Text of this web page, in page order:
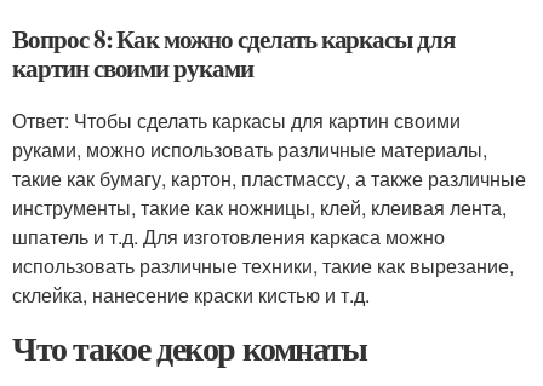
Вопрос 8: Как можно сделать каркасы для
картин своими руками
Ответ: Чтобы сделать каркасы для картин своими
руками, можно использовать различные материалы,
такие как бумагу, картон, пластмассу, а также различные
инструменты, такие как ножницы, клей, клеивая лента,
шпатель и т.д. Для изготовления каркаса можно
использовать различные техники, такие как вырезание,
склейка, нанесение краски кистью и т.д.
Что такое декор комнаты